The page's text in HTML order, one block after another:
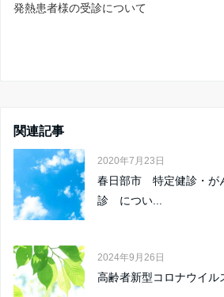
発熱患者様の受診について
関連記事
2020年7月23日
春日部市 特定健診・が
診 につい...
2024年9月26日
高齢者新型コロナウイル